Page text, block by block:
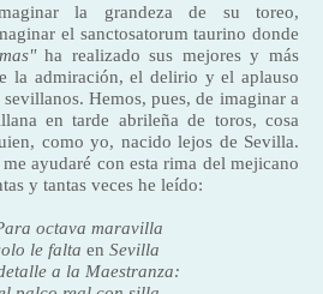
la grandeza de su toreo,
el sanctosatorum taurino donde
ha realizado sus mejores y más
la admiración, el delirio y el aplauso
Hemos, pues, de imaginar a
en tarde abrileña de toros, cosa
como yo, na­cido lejos de Sevilla.
ayudaré con esta rima del mejicano
y tantas veces he leído:
octava maravilla
le falta en Sevilla
a la Maestranza: